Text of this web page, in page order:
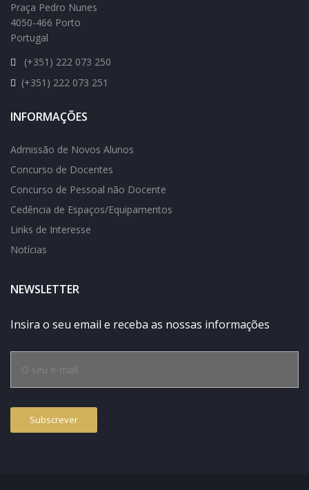
Praça Pedro Nunes
4050-466 Porto
Portugal
(+351) 222 073 250
(+351) 222 073 251
INFORMAÇÕES
Admissão de Novos Alunos
Concurso de Docentes
Concurso de Pessoal não Docente
Cedência de Espaços/Equipamentos
Links de Interesse
Notícias
NEWSLETTER
Insira o seu email e receba as nossas informações